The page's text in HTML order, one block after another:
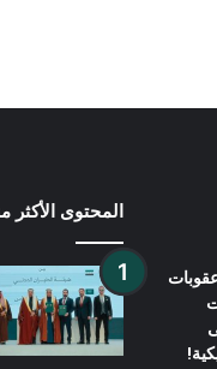
المحتوى الأكثر